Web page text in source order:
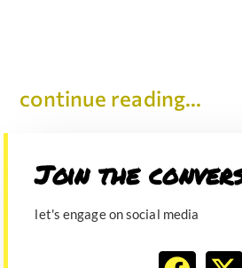
continue reading...
Join the
let's engage on social media